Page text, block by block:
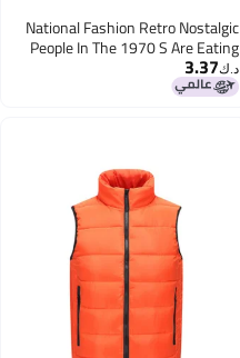
National Fashion Retro Nostalgic
People In The 1970 S Are Eating
And Watching Waistcoat
Sleeveless Vest T-Shirt Men'S
د.ك‏3.37